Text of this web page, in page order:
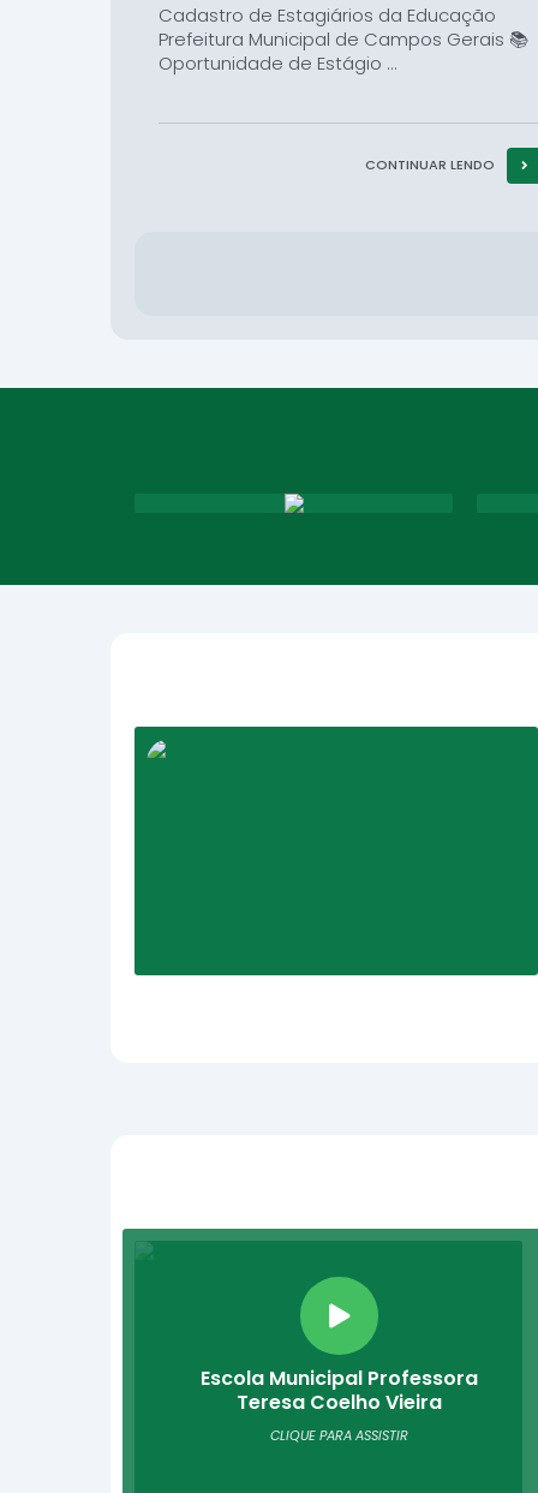
Cadastro de Estagiários da Educação
Prefeitura Municipal de Campos Gerais 📚
Oportunidade de Estágio ...
CONTINUAR LENDO
Escola Municipal Professora
Teresa Coelho Vieira
CLIQUE PARA ASSISTIR